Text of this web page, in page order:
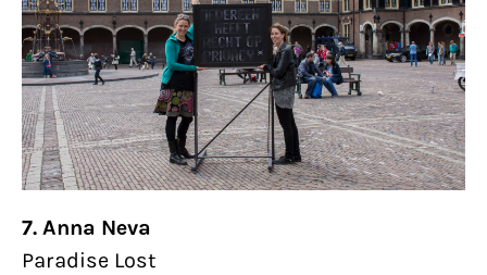
7. Anna Neva
Paradise Lost